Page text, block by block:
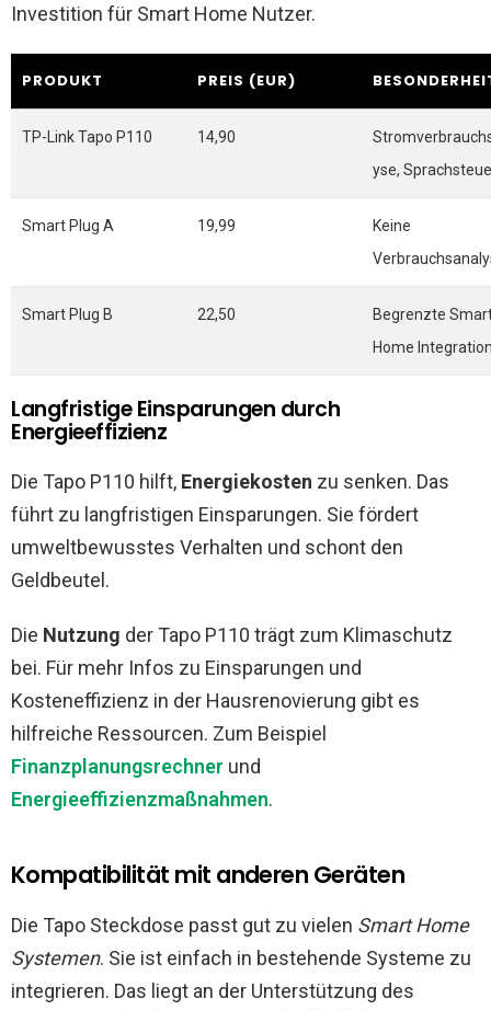
Investition für Smart Home Nutzer.
PRODUKT PREIS (EUR)
TP-Link Tapo P110 14,90
yse,
Smart Plug A 19,99
Keine
Smart Plug B 22,50
Begrenzte
Home
Langfristige Einsparungen durch
Energieeffizienz
Die Tapo P110 hilft, Energiekosten zu senken. Das
führt zu langfristigen Einsparungen. Sie fördert
umweltbewusstes Verhalten und schont den
Geldbeutel.
Die Nutzung der Tapo P110 trägt zum Klimaschutz
bei. Für mehr Infos zu Einsparungen und
Kosteneffizienz in der Hausrenovierung gibt es
hilfreiche Ressourcen. Zum Beispiel
Finanzplanungsrechner und
Energieeffizienzmaßnahmen.
Kompatibilität mit anderen Geräten
Die Tapo Steckdose passt gut zu vielen Smart Home
Systemen. Sie ist einfach in bestehende Systeme zu
integrieren. Das liegt an der Unterstützung des